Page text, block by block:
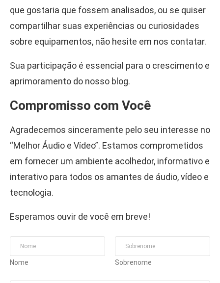
que gostaria que fossem analisados, ou se quiser
compartilhar suas experiências ou curiosidades
sobre equipamentos, não hesite em nos contatar.
Sua participação é essencial para o crescimento e
aprimoramento do nosso blog.
Compromisso com Você
Agradecemos sinceramente pelo seu interesse no
“Melhor Áudio e Vídeo”. Estamos comprometidos
em fornecer um ambiente acolhedor, informativo e
interativo para todos os amantes de áudio, vídeo e
tecnologia.
Esperamos ouvir de você em breve!
MNome Sobrenome